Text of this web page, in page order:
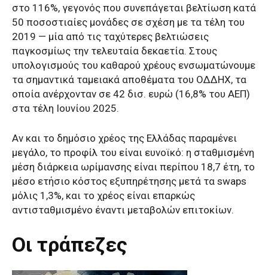
στο 116%, γεγονός που συνεπάγεται βελτίωση κατά
50 ποσοστιαίες μονάδες σε σχέση με τα τέλη του
2019 — μία από τις ταχύτερες βελτιώσεις
παγκοσμίως την τελευταία δεκαετία. Στους
υπολογισμούς του καθαρού χρέους ενσωματώνουμε
τα σημαντικά ταμειακά αποθέματα του ΟΔΔΗΧ, τα
οποία ανέρχονταν σε 42 δισ. ευρώ (16,8% του ΑΕΠ)
στα τέλη Ιουνίου 2025.
Αν και το δημόσιο χρέος της Ελλάδας παραμένει
μεγάλο, το προφίλ του είναι ευνοϊκό: η σταθμισμένη
μέση διάρκεια ωρίμανσης είναι περίπου 18,7 έτη, το
μέσο ετήσιο κόστος εξυπηρέτησης μετά τα swaps
μόλις 1,3%, και το χρέος είναι επαρκώς
αντισταθμισμένο έναντι μεταβολών επιτοκίων.
Οι τράπεζες